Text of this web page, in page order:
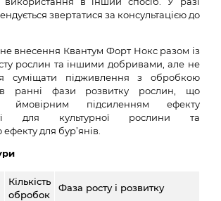
звертатися за консультацією до
внесення Квантум Форт Нокс разом із
рослин та іншими добривами, але не
суміщати підживлення з обробкою
в ранні фази розвитку рослин, що
ймовірним підсиленням ефекту
для культурної рослини та
для бур’янів.
Кількість
обробок
Фаза росту і розвитку